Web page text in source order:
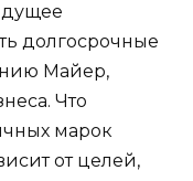
долгосрочные
Майер,
Что
марок
от целей,